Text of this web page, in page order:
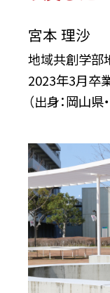
宮本 理沙
地域共創学部
2023年3月
（出身：岡山県